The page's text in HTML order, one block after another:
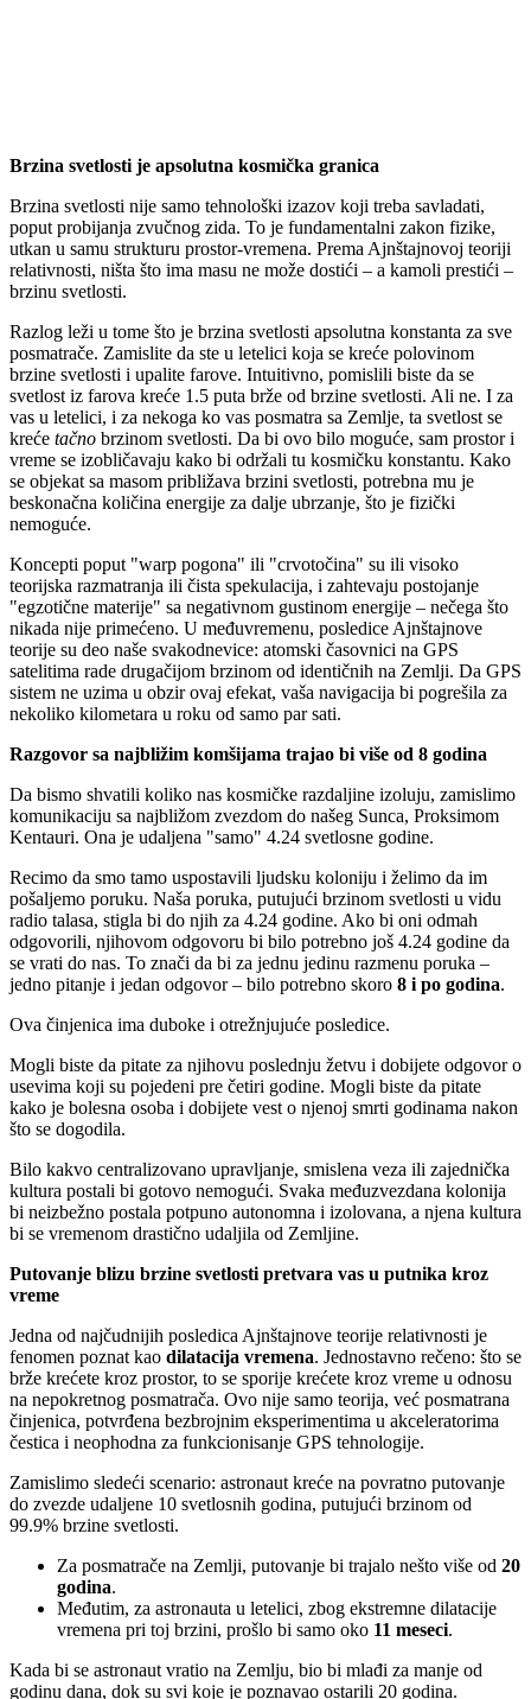
Brzina svetlosti je apsolutna kosmička granica
Brzina svetlosti nije samo tehnološki izazov koji treba savladati,
poput probijanja zvučnog zida. To je fundamentalni zakon fizike,
utkan u samu strukturu prostor-vremena. Prema Ajnštajnovoj teoriji
relativnosti, ništa što ima masu ne može dostići – a kamoli prestići –
brzinu svetlosti.
Razlog leži u tome što je brzina svetlosti apsolutna konstanta za sve
posmatrače. Zamislite da ste u letelici koja se kreće polovinom
brzine svetlosti i upalite farove. Intuitivno, pomislili biste da se
svetlost iz farova kreće 1.5 puta brže od brzine svetlosti. Ali ne. I za
vas u letelici, i za nekoga ko vas posmatra sa Zemlje, ta svetlost se
kreće tačno brzinom svetlosti. Da bi ovo bilo moguće, sam prostor i
vreme se izobličavaju kako bi održali tu kosmičku konstantu. Kako
se objekat sa masom približava brzini svetlosti, potrebna mu je
beskonačna količina energije za dalje ubrzanje, što je fizički
nemoguće.
Koncepti poput "warp pogona" ili "crvotočina" su ili visoko
teorijska razmatranja ili čista spekulacija, i zahtevaju postojanje
"egzotične materije" sa negativnom gustinom energije – nečega što
nikada nije primećeno. U međuvremenu, posledice Ajnštajnove
teorije su deo naše svakodnevice: atomski časovnici na GPS
satelitima rade drugačijom brzinom od identičnih na Zemlji. Da GPS
sistem ne uzima u obzir ovaj efekat, vaša navigacija bi pogrešila za
nekoliko kilometara u roku od samo par sati.
Razgovor sa najbližim komšijama trajao bi više od 8 godina
Da bismo shvatili koliko nas kosmičke razdaljine izoluju, zamislimo
komunikaciju sa najbližom zvezdom do našeg Sunca, Proksimom
Kentauri. Ona je udaljena "samo" 4.24 svetlosne godine.
Recimo da smo tamo uspostavili ljudsku koloniju i želimo da im
pošaljemo poruku. Naša poruka, putujući brzinom svetlosti u vidu
radio talasa, stigla bi do njih za 4.24 godine. Ako bi oni odmah
odgovorili, njihovom odgovoru bi bilo potrebno još 4.24 godine da
se vrati do nas. To znači da bi za jednu jedinu razmenu poruka –
jedno pitanje i jedan odgovor – bilo potrebno skoro 8 i po godina.
Ova činjenica ima duboke i otrežnjujuće posledice.
Mogli biste da pitate za njihovu poslednju žetvu i dobijete odgovor o
usevima koji su pojedeni pre četiri godine. Mogli biste da pitate
kako je bolesna osoba i dobijete vest o njenoj smrti godinama nakon
što se dogodila.
Bilo kakvo centralizovano upravljanje, smislena veza ili zajednička
kultura postali bi gotovo nemogući. Svaka međuzvezdana kolonija
bi neizbežno postala potpuno autonomna i izolovana, a njena kultura
bi se vremenom drastično udaljila od Zemljine.
Putovanje blizu brzine svetlosti pretvara vas u putnika kroz
vreme
Jedna od najčudnijih posledica Ajnštajnove teorije relativnosti je
fenomen poznat kao dilatacija vremena. Jednostavno rečeno: što se
brže krećete kroz prostor, to se sporije krećete kroz vreme u odnosu
na nepokretnog posmatrača. Ovo nije samo teorija, već posmatrana
činjenica, potvrđena bezbrojnim eksperimentima u akceleratorima
čestica i neophodna za funkcionisanje GPS tehnologije.
Zamislimo sledeći scenario: astronaut kreće na povratno putovanje
do zvezde udaljene 10 svetlosnih godina, putujući brzinom od
99.9% brzine svetlosti.
Za posmatrače na Zemlji, putovanje bi trajalo nešto više od 20
godina.
Međutim, za astronauta u letelici, zbog ekstremne dilatacije
vremena pri toj brzini, prošlo bi samo oko 11 meseci.
Kada bi se astronaut vratio na Zemlju, bio bi mlađi za manje od
godinu dana, dok su svi koje je poznavao ostarili 20 godina.